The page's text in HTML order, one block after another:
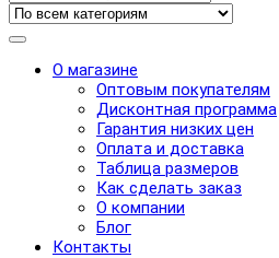
О магазине
Оптовым покупателям
Дисконтная программа
Гарантия низких цен
Оплата и доставка
Таблица размеров
Как сделать заказ
О компании
Блог
Контакты